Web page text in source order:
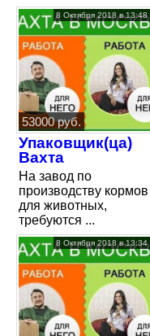
8 Октября 2018 в 13:48
53000 руб.
Упаковщик(ца)
Вахта
На завод по
производству кормов
для животных,
требуются ...
8 Октября 2018 в 13:34